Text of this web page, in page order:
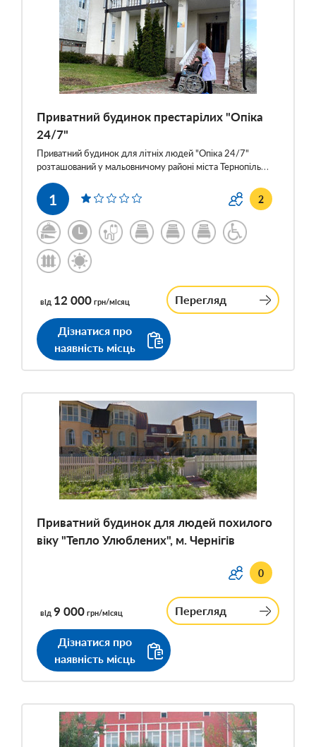
Приватний будинок престарілих "Опіка
24/7"
Приватний будинок для літніх людей "Опіка 24/7"
розташований у мальовничому районі міста Тернопіль…
1 2
від 12 000 грн/місяц Перегляд
Дізнатися про
наявність місць
Приватний будинок для людей похилого
віку "Тепло Улюблених", м. Чернігів
0
від 9 000 грн/місяц Перегляд
Дізнатися про
наявність місць